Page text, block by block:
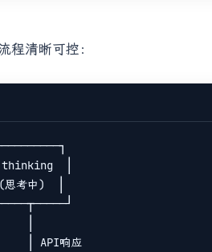
┌──────────────┐      │
│  │ 历史记录管理 │      │
└──────────────┘      │
口层                            │
│
程清晰可控：
│
中)  │